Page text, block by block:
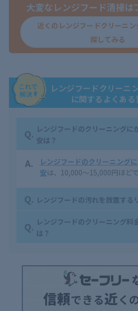
大変なレンジフード清掃は
近くのレンジフードクリーニン
探してみる
レンジフードクリーニ
に関するよくある
Q. レンジフードのクリーニングに
安は？
A.
レンジフードのクリーニング
安は、10,000～15,000円ほどで
Q. レンジフードの汚れを放置する
Q. レンジフードのクリーニング料
は？
信頼できる近く